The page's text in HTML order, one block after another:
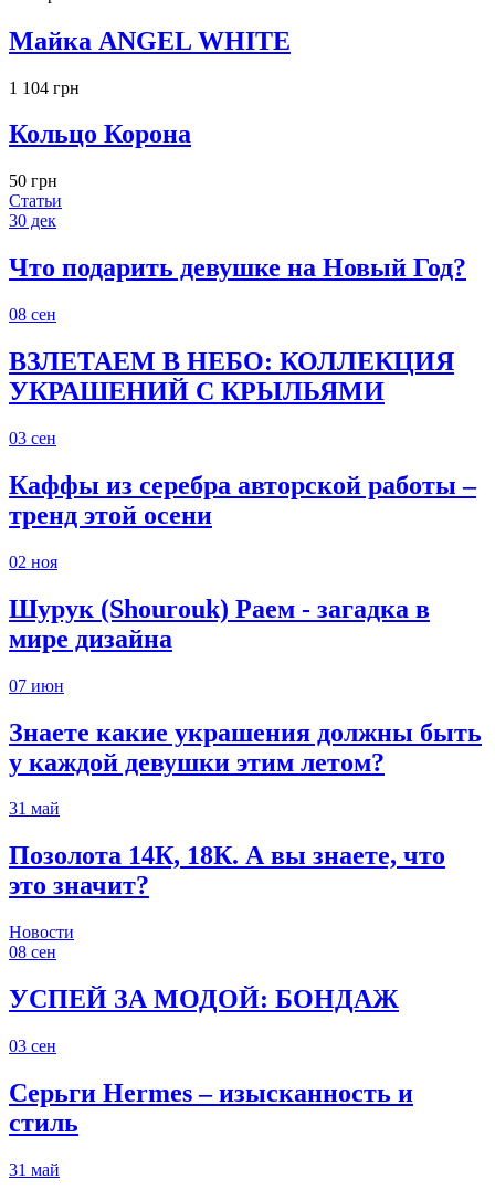
Майка ANGEL WHITE
1 104 грн
Кольцо Корона
50 грн
Статьи
30 дек
Что подарить девушке на Новый Год?
08 сен
ВЗЛЕТАЕМ В НЕБО: КОЛЛЕКЦИЯ
УКРАШЕНИЙ С КРЫЛЬЯМИ
03 сен
Каффы из серебра авторской работы –
тренд этой осени
02 ноя
Шурук (Shourouk) Раем - загадка в
мире дизайна
07 июн
Знаете какие украшения должны быть
у каждой девушки этим летом?
31 май
Позолота 14К, 18К. А вы знаете, что
это значит?
Новости
08 сен
УСПЕЙ ЗА МОДОЙ: БОНДАЖ
03 сен
Серьги Hermes – изысканность и
стиль
31 май